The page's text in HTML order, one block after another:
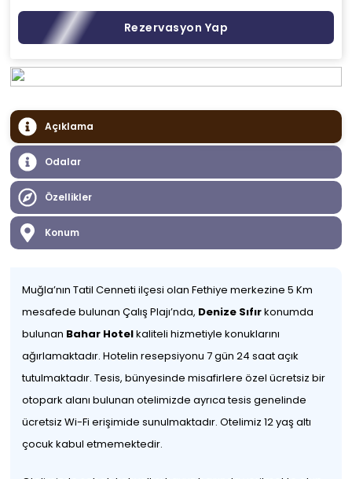
Rezervasyon Yap
Açıklama
Odalar
Özellikler
Konum
Muğla’nın Tatil Cenneti ilçesi olan Fethiye merkezine 5 Km
mesafede bulunan Çalış Plajı’nda, Denize Sıfırkonumda
bulunan Bahar Hotelkaliteli hizmetiyle konuklarını
ağırlamaktadır. Hotelin resepsiyonu 7 gün 24 saat açık
tutulmaktadır. Tesis, bünyesinde misafirlere özel ücretsiz bir
otopark alanı bulunan otelimizde ayrıca tesis genelinde
ücretsiz Wi-Fi erişimide sunulmaktadır. Otelimiz 12 yaş altı
çocuk kabul etmemektedir.